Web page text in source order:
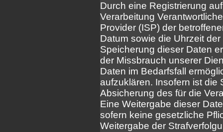
Durch eine Registrierung
Verarbeitung
Provider (ISP) der
Datum sowie die Uhrzeit
Speicherung dieser Daten
der Missbrauch unserer
Daten im Bedarfsfall
aufzuklären. Insofern ist die
Absicherung des für die
Eine Weitergabe dieser
sofern keine gesetzliche
Weitergabe der